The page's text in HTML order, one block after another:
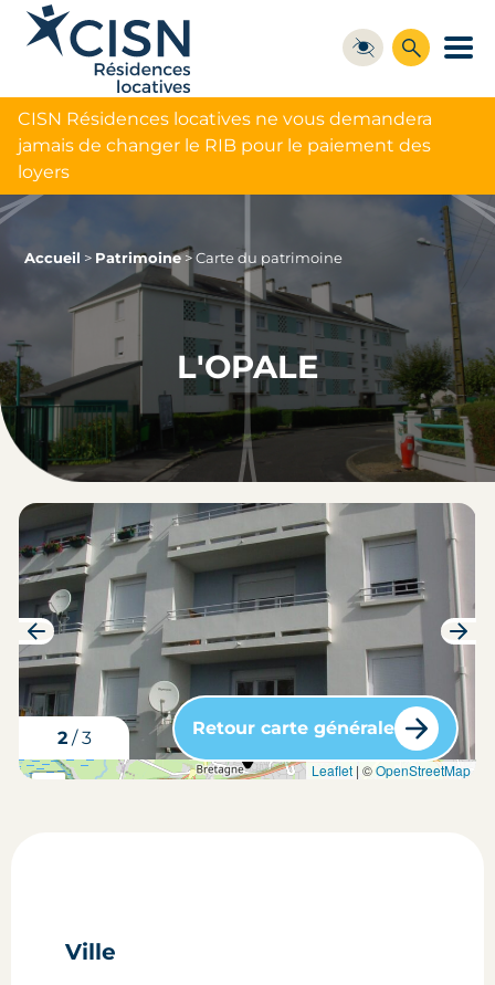
CISN Résidences locatives ne vous demandera
jamais de changer le RIB pour le paiement des
loyers
Accueil > Patrimoine >Carte du patrimoine
L'OPALE
3/3
carte situation du bien Leaflet| ©OpenStreetMap
Retour carte générale
Ville